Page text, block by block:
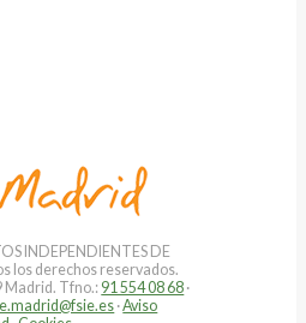
INDEPENDIENTES DE
los derechos reservados.
Madrid. Tfno.: 91 554 08 68 ·
·Aviso